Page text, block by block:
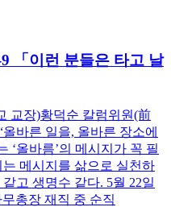
「이런 분들은 타고 날
교장)황덕순 칼럼위원(前
바른 일을, 올바른 장소에
‘올바름’의 메시지가 꼭 필
메시지를 삶으로 실천하
고 생명수 같다. 5월 22일
총장 재직 중 순직